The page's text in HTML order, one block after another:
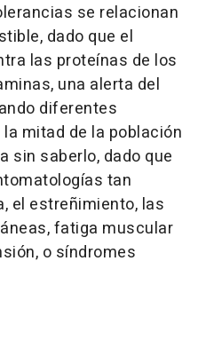
se relacionan
dado que el
las proteínas de los
una alerta del
diferentes
mitad de la población
sin saberlo, dado que
tan
el estreñimiento, las
fatiga muscular
o síndromes